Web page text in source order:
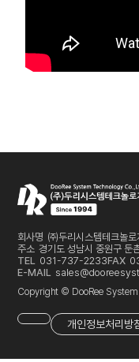
회사명 ㈜두리시스템테크놀로
주소 경기도 성남시 중원구 둔
TEL 031-737-2233FAX
E-MAIL
Copyright © DooRee System
개인정보처리방